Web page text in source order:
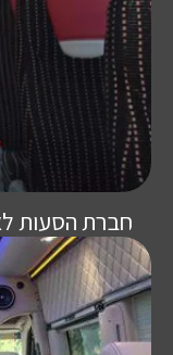
חברת הסעות